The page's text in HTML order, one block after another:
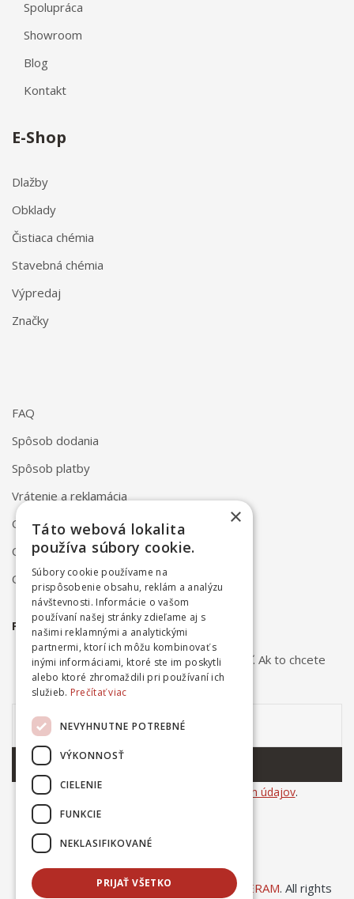
Spolupráca
Showroom
Blog
Kontakt
E-Shop
Dlažby
Obklady
Čistiaca chémia
Stavebná chémia
Výpredaj
Značky
FAQ
Spôsob dodania
Spôsob platby
Vrátenie a reklamácia
Odstúpenie od zmluvy online
Obchodné podmienky
Ochrana osobných údajov
PRIHLÁSTE SA NA ODBER NOVINIEK
Odber noviniek môžete kedykoľvek zrušiť. Ak to chcete
urobiť, kontaktujte nás.
Súhlasím so spracovaním osobných údajov.
© Copyright 2025Ing. Dušan Kováčik INCERAM. All rights
×
Táto webová lokalita
používa súbory cookie.
Súbory cookie používame na
prispôsobenie obsahu, reklám a analýzu
návštevnosti. Informácie o vašom
používaní našej stránky zdieľame aj s
našimi reklamnými a analytickými
partnermi, ktorí ich môžu kombinovať s
inými informáciami, ktoré ste im poskytli
alebo ktoré zhromaždili pri používaní ich
služieb. Prečítať viac
NEVYHNUTNE POTREBNÉ
VÝKONNOSŤ
CIELENIE
FUNKCIE
NEKLASIFIKOVANÉ
PRIJAŤ VŠETKO